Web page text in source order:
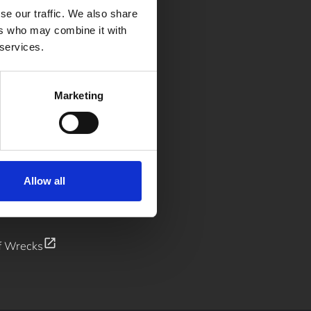
our traffic. We also share
who may combine it with
Marketing
Allow all
& bibliotek
Wrecksopen_in_new